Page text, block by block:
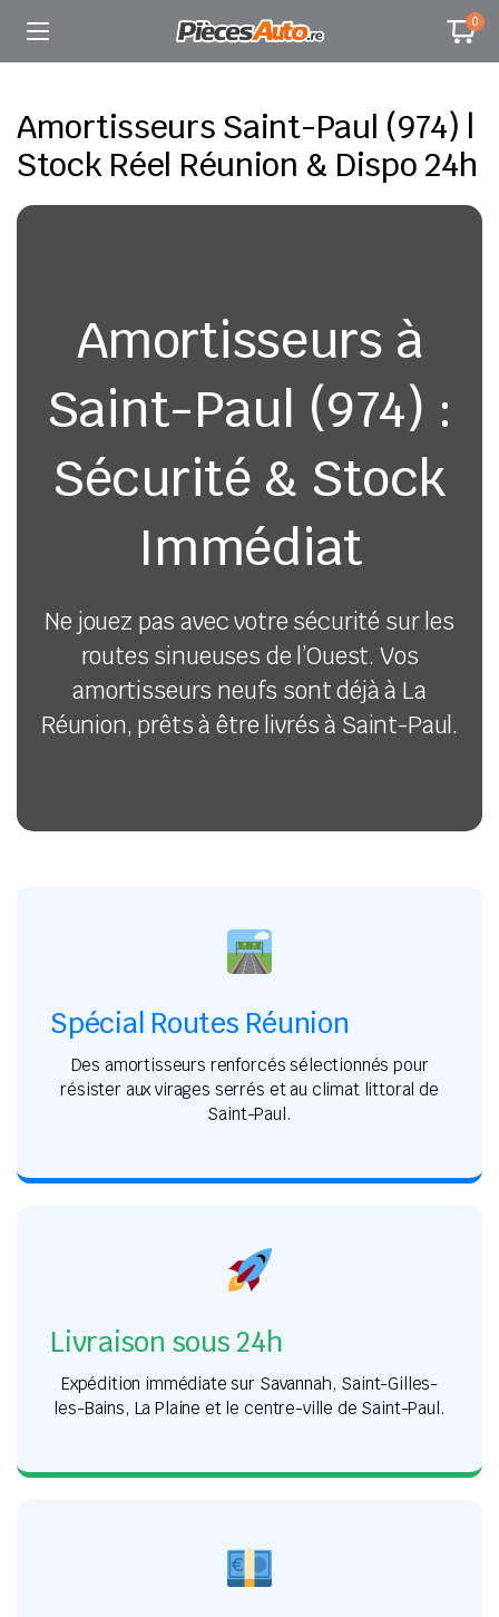
0
Amortisseurs Saint-Paul (974) |
Stock Réel Réunion & Dispo 24h
Amortisseurs à
Saint-Paul (974) :
Sécurité & Stock
Immédiat
Ne jouez pas avec votre sécurité sur les
routes sinueuses de l’Ouest. Vos
amortisseurs neufs sont déjà à La
Réunion, prêts à être livrés à Saint-Paul.
Spécial Routes Réunion
Des amortisseurs renforcés sélectionnés pour
résister aux virages serrés et au climat littoral de
Saint-Paul.
Livraison sous 24h
Expédition immédiate sur Savannah, Saint-Gilles-
les-Bains, La Plaine et le centre-ville de Saint-Paul.